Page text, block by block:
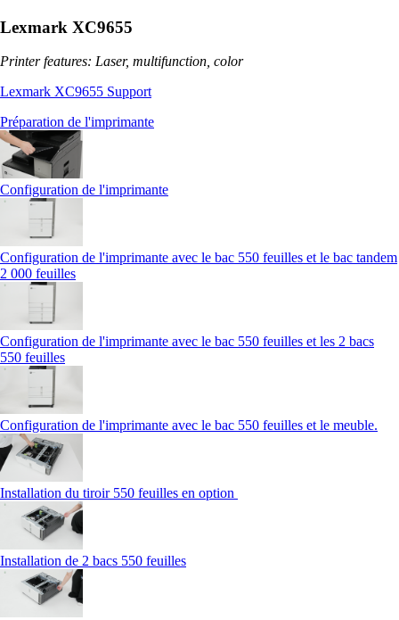
Lexmark XC9655
Printer features: Laser, multifunction, color
Lexmark XC9655 Support
Préparation de l'imprimante
Configuration de l'imprimante
Configuration de l'imprimante avec le bac 550 feuilles et le bac tandem
2 000 feuilles
Configuration de l'imprimante avec le bac 550 feuilles et les 2 bacs
550 feuilles
Configuration de l'imprimante avec le bac 550 feuilles et le meuble.
Installation du tiroir 550 feuilles en option
Installation de 2 bacs 550 feuilles